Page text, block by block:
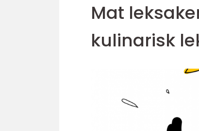
Mat
kulinarisk